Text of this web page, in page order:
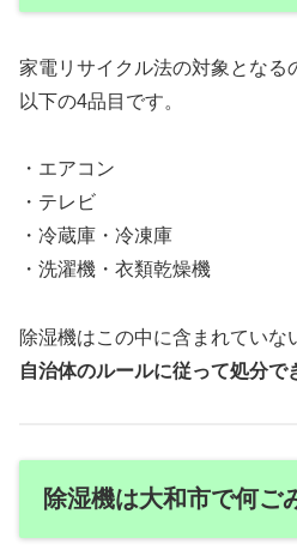
家電リサイクル法の対象となる
以下の4品目です。
・エアコン
・テレビ
・冷蔵庫・冷凍庫
・洗濯機・衣類乾燥機
除湿機はこの中に含まれていな
自治体のルールに従って処分で
除湿機は大和市で何ご